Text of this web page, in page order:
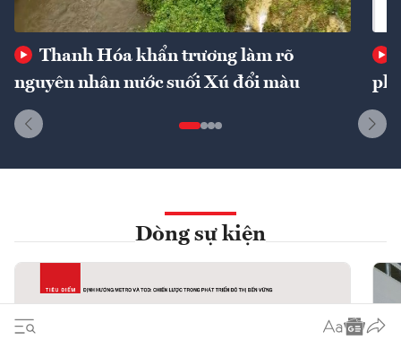
Thanh Hóa khẩn trương làm rõ
nguyên nhân nước suối Xú đổi màu
phí
Dòng sự kiện